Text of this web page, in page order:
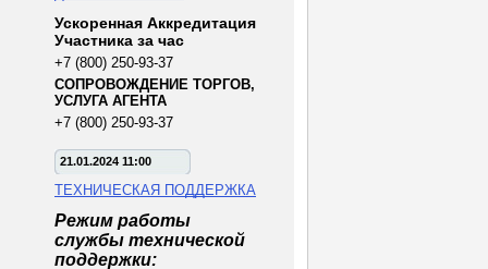
Ускоренная Аккредитация
Участника за час
+7 (800) 250-93-37
СОПРОВОЖДЕНИЕ ТОРГОВ,
УСЛУГА АГЕНТА
+7 (800) 250-93-37
21.01.2024 11:00
ТЕХНИЧЕСКАЯ ПОДДЕРЖКА
Режим работы
службы технической
поддержки: